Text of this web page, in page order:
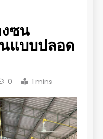
ซน
แบบปลอด
0 1 mins